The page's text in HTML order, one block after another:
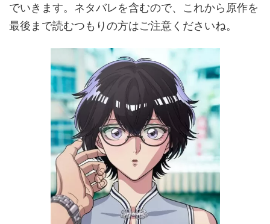
でいきます。ネタバレを含むので、これから原作を
最後まで読むつもりの方はご注意くださいね。